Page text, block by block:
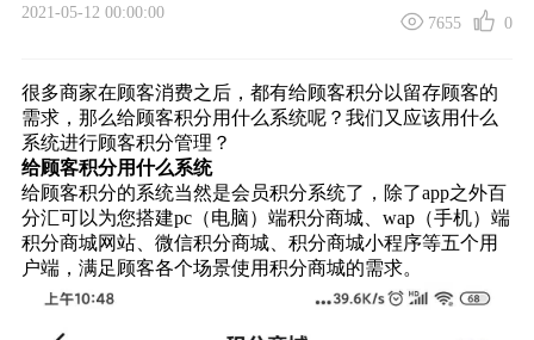
2021-05-12 00:00:00
7655 0
很多商家在顾客消费之后，都有给顾客积分以留存顾客的
需求，那么给顾客积分用什么系统呢？我们又应该用什么
系统进行顾客积分管理？
给顾客积分用什么系统
给顾客积分的系统当然是会员积分系统了，除了app之外百
分汇可以为您搭建pc（电脑）端积分商城、wap（手机）端
积分商城网站、微信积分商城、积分商城小程序等五个用
户端，满足顾客各个场景使用积分商城的需求。